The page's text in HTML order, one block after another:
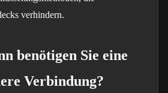
verhindern.
benötigen Sie eine
Verbindung?